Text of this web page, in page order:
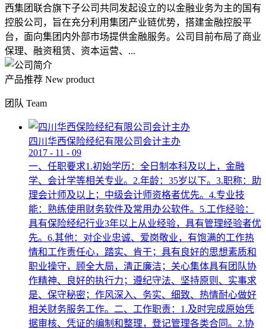
西集团联合旗下子公司共同发起设立的以金融业务为主的国有
控股公司，旨在充分利用集团产业链优势，搭建金融控股平
台，面向集团内外部市场提供金融服务。公司目前布局了商业
保理、融资租赁、资本运营、...
产品推荐 New product
团队 Team
四川华西保险经纪有限公司会计主办
2017 - 11 - 09
一、任职要求1.初始学历：全日制本科及以上，金融
学、会计学等相关专业。2.年龄：35岁以下。3.职称：助
理会计师及以上；中级会计师资格者优先。4.专业技
能：熟练使用财务软件及常用办公软件。5.工作经验：
具有保险经纪行业3年以上从业经验，具有管理经验者优
先。6.其他：对企业忠诚、爱岗敬业，有饱满的工作热
情和工作责任心，踏实、肯干；具有良好的思想素质和
职业操守，顾全大局，清正廉洁；关心集体具有团队协
作精神、良好的执行力；遵纪守法、坚持原则、实事求
是、保守秘密；作风深入、务实、细致、热情耐心做好
相关财务服务工作。二、工作职责：1.及时完成原始凭
据审核、凭证的编制和整理，登记管理各类合同。2.协